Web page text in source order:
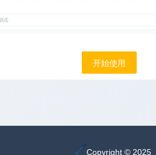
开始使用
Copyright © 2025